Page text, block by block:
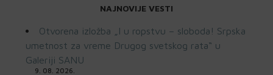
NAJNOVIJE VESTI
Otvorena izložba „I u ropstvu – sloboda! Srpska
umetnost za vreme Drugog svetskog rata“ u
Galeriji SANU
9. 08. 2026.